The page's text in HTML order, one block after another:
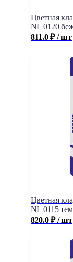
Цветная
NL 0120
811.0 ₽ / шт
Цветная
NL 0115
820.0 ₽ / шт